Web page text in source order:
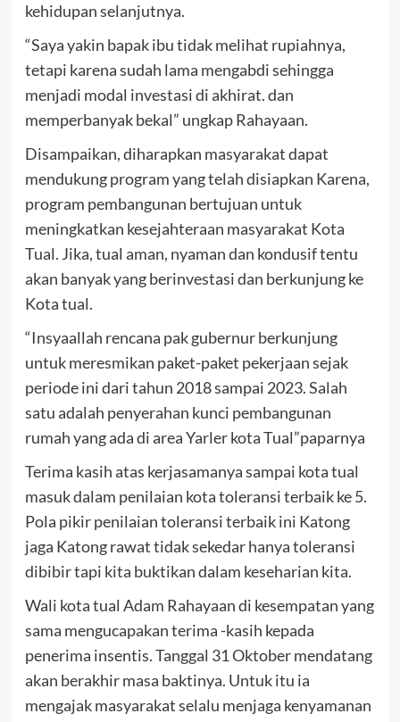
kehidupan selanjutnya.
“Saya yakin bapak ibu tidak melihat rupiahnya,
tetapi karena sudah lama mengabdi sehingga
menjadi modal investasi di akhirat. dan
memperbanyak bekal” ungkap Rahayaan.
Disampaikan, diharapkan masyarakat dapat
mendukung program yang telah disiapkan Karena,
program pembangunan bertujuan untuk
meningkatkan kesejahteraan masyarakat Kota
Tual. Jika, tual aman, nyaman dan kondusif tentu
akan banyak yang berinvestasi dan berkunjung ke
Kota tual.
“Insyaallah rencana pak gubernur berkunjung
untuk meresmikan paket-paket pekerjaan sejak
periode ini dari tahun 2018 sampai 2023. Salah
satu adalah penyerahan kunci pembangunan
rumah yang ada di area Yarler kota Tual”paparnya
Terima kasih atas kerjasamanya sampai kota tual
masuk dalam penilaian kota toleransi terbaik ke 5.
Pola pikir penilaian toleransi terbaik ini Katong
jaga Katong rawat tidak sekedar hanya toleransi
dibibir tapi kita buktikan dalam keseharian kita.
Wali kota tual Adam Rahayaan di kesempatan yang
sama mengucapakan terima -kasih kepada
penerima insentis. Tanggal 31 Oktober mendatang
akan berakhir masa baktinya. Untuk itu ia
mengajak masyarakat selalu menjaga kenyamanan